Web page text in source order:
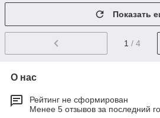
Показать
1 / 4
О нас
Рейтинг не сформирован
Менее 5 отзывов за последний